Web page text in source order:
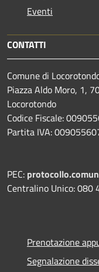
Eventi
CONTATTI
Comune di
Piazza Aldo Moro, 1,
Locorotondo
Codice Fiscale:
Partita IVA:
PEC:
Centralino Unico: 080
Prenotazione
Segnalazione